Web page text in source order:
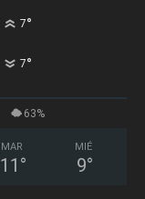
7°
7°
63%
MAR
11 °
MIÉ
9°